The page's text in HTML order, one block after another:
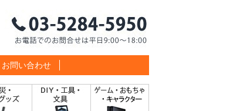
お問い合わせ